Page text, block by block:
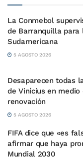
La Conmebol
de Barranquilla para
Sudamericana
5 AGOSTO 2026
Desaparecen todas
de Vinícius en medio
renovación
5 AGOSTO 2026
FIFA dice que «es
afirmar que haya
Mundial 2030